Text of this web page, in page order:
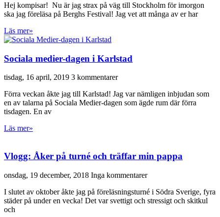
Hej kompisar! Nu är jag strax på väg till Stockholm för imorgon
ska jag föreläsa på Berghs Festival! Jag vet att många av er har
Läs mer»
Sociala medier-dagen i Karlstad
tisdag, 16 april, 2019 3 kommentarer
Förra veckan åkte jag till Karlstad! Jag var nämligen inbjudan som
en av talarna på Sociala Medier-dagen som ägde rum där förra
tisdagen. En av
Läs mer»
Vlogg: Åker på turné och träffar min pappa
onsdag, 19 december, 2018 Inga kommentarer
I slutet av oktober åkte jag på föreläsningsturné i Södra Sverige, fyra
städer på under en vecka! Det var svettigt och stressigt och skitkul
och